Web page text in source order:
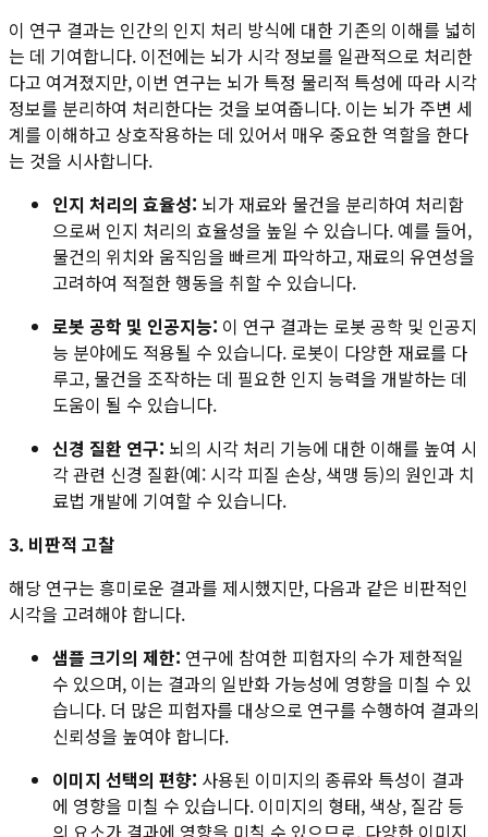
이 연구 결과는 인간의 인지 처리 방식에 대한 기존의 이해를 넓히
는 데 기여합니다. 이전에는 뇌가 시각 정보를 일관적으로 처리한
다고 여겨졌지만, 이번 연구는 뇌가 특정 물리적 특성에 따라 시각
정보를 분리하여 처리한다는 것을 보여줍니다. 이는 뇌가 주변 세
계를 이해하고 상호작용하는 데 있어서 매우 중요한 역할을 한다
는 것을 시사합니다.
인지 처리의 효율성: 뇌가 재료와 물건을 분리하여 처리함
으로써 인지 처리의 효율성을 높일 수 있습니다. 예를 들어,
물건의 위치와 움직임을 빠르게 파악하고, 재료의 유연성을
고려하여 적절한 행동을 취할 수 있습니다.
로봇 공학 및 인공지능: 이 연구 결과는 로봇 공학 및 인공지
능 분야에도 적용될 수 있습니다. 로봇이 다양한 재료를 다
루고, 물건을 조작하는 데 필요한 인지 능력을 개발하는 데
도움이 될 수 있습니다.
신경 질환 연구: 뇌의 시각 처리 기능에 대한 이해를 높여 시
각 관련 신경 질환(예: 시각 피질 손상, 색맹 등)의 원인과 치
료법 개발에 기여할 수 있습니다.
3. 비판적 고찰
해당 연구는 흥미로운 결과를 제시했지만, 다음과 같은 비판적인
시각을 고려해야 합니다.
샘플 크기의 제한: 연구에 참여한 피험자의 수가 제한적일
수 있으며, 이는 결과의 일반화 가능성에 영향을 미칠 수 있
습니다. 더 많은 피험자를 대상으로 연구를 수행하여 결과의
신뢰성을 높여야 합니다.
이미지 선택의 편향: 사용된 이미지의 종류와 특성이 결과
에 영향을 미칠 수 있습니다. 이미지의 형태, 색상, 질감 등
의 요소가 결과에 영향을 미칠 수 있으므로, 다양한 이미지